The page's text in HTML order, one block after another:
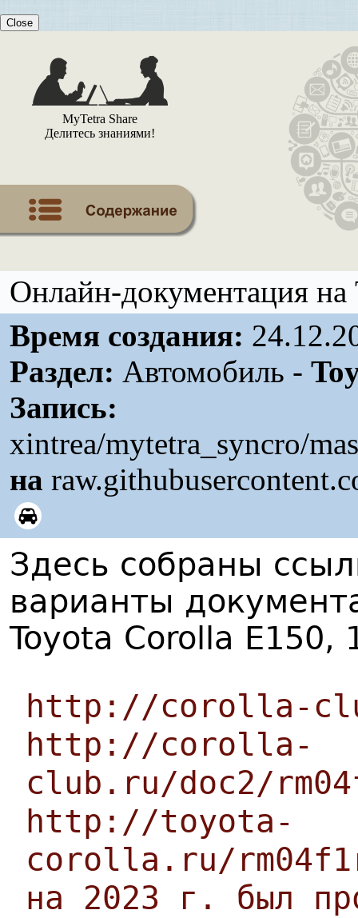
Close
MyTetra Share
Делитесь знаниями!
Онлайн-документация
Время создания:
Раздел: Автомобиль -
Запись:
xintrea/mytetra_syncro/
на
Здесь собраны
варианты
Toyota Corolla E150,
http://corolla-
http://corolla-
club.ru/doc2/
http://toyota-
corolla.ru/
на 2023 г. был